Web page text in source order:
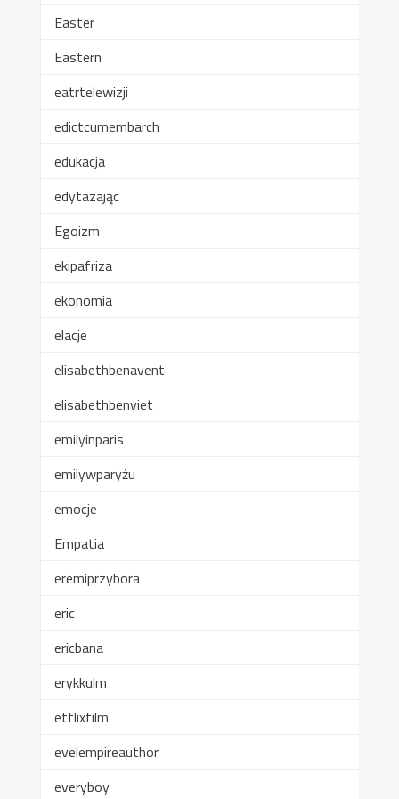
Easter
Eastern
eatrtelewizji
edictcumembarch
edukacja
edytazając
Egoizm
ekipafriza
ekonomia
elacje
elisabethbenavent
elisabethbenviet
emilyinparis
emilywparyżu
emocje
Empatia
eremiprzybora
eric
ericbana
erykkulm
etflixfilm
evelempireauthor
everyboy